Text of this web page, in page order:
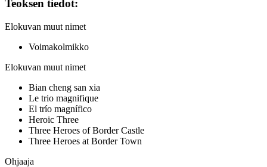
Teoksen tiedot:
Elokuvan muut nimet
Voimakolmikko
Elokuvan muut nimet
Bian cheng san xia
Le trio magnifique
El trío magnífico
Heroic Three
Three Heroes of Border Castle
Three Heroes at Border Town
Ohjaaja